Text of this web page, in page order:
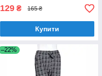
129 ₴ 165 ₴
Купити
–22%